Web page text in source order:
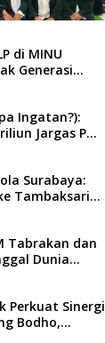
di MINU
Generasi
Ingatan?):
Jargas PGN
Surabaya:
Tambaksari
Tabrakan dan
Dunia
Perkuat Sinergi
Bodho,